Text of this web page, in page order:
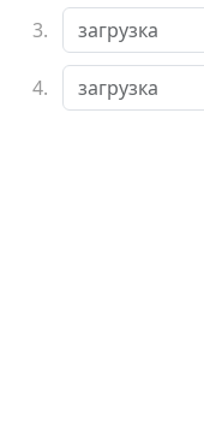
3.
4.